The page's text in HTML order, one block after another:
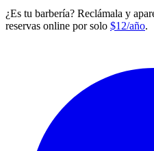
¿Es tu barbería? Reclámala y
reservas online por solo $12/año.